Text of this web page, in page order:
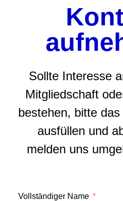
Sollte Interesse
Mitgliedschaft
bestehen, bitte
ausfüllen und
melden uns
Vollständiger Name